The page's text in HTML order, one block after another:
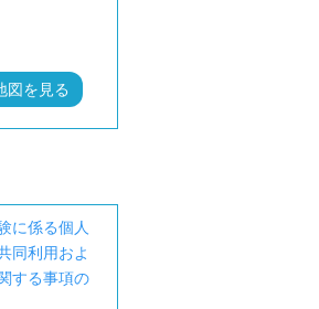
図を見る
に係る個人
同利用およ
する事項の